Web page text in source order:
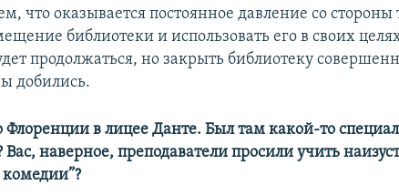
что оказывается постоянное давление со стороны
библиотеки и использовать его в своих
продолжаться, но закрыть библиотеку
добились.
Флоренции в лицее Данте. Был там какой-то
Вас, наверное, преподаватели просили учить